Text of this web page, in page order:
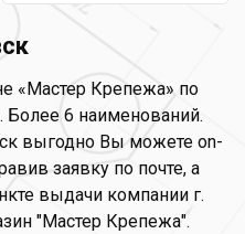
«Мастер Крепежа» по
Более 6 наименований.
выгодно Вы можете on-
заявку по почте, а
выдачи компании г.
"Мастер Крепежа".